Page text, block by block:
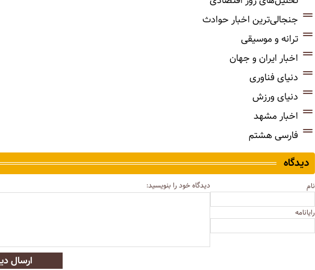
جنجالی‌ترین اخبار حوادث
ترانه و موسیقی
اخبار ایران و جهان
دنیای فناوری
دنیای ورزش
اخبار مشهد
فارسی هشتم
دیدگاه
نام
رایانامه
دیدگاه خود را بنویسید:
ارسال